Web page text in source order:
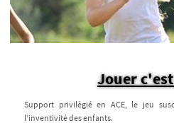
Jouer
Support privilégié en ACE, le jeu
l’inventivité des enfants.